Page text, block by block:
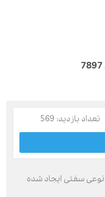
569
ایجاد شده